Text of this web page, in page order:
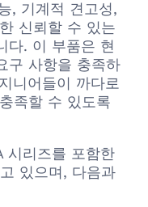
, 기계적 견고성,
신뢰할 수 있는
다. 이 부품은 현
구 사항을 충족하
니어들이 까다로
족할 수 있도록
시리즈를 포함한
있으며, 다음과